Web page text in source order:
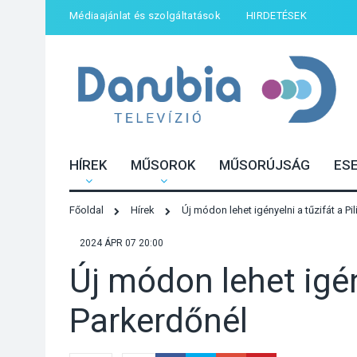
Médiaajánlat és szolgáltatások HIRDETÉSEK
HÍREK MŰSOROK MŰSORÚJSÁG
Főoldal Hírek Új módon lehet igényelni a tűzifát a
2024 ÁPR 07 20:00
Új módon lehet
Parkerdőnél